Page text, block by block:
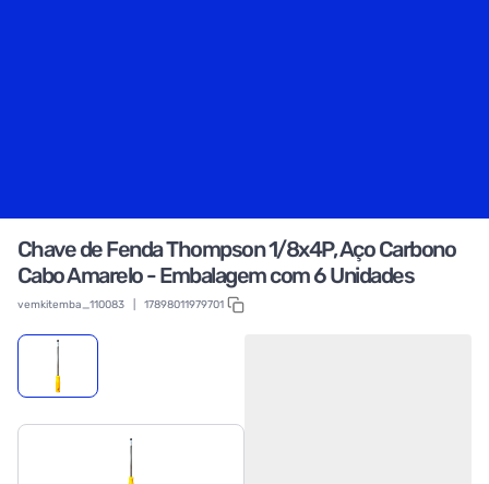
Chave de Fenda Thompson 1/8x4P, Aço Carbono
Cabo Amarelo - Embalagem com 6 Unidades
vemkitemba_110083 17898011979701